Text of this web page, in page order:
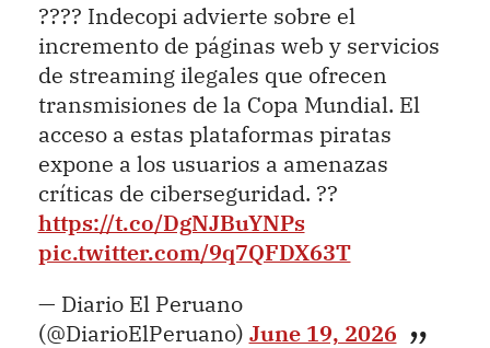
???? Indecopi advierte sobre el
incremento de páginas web y servicios
de streaming ilegales que ofrecen
transmisiones de la Copa Mundial. El
acceso a estas plataformas piratas
expone a los usuarios a amenazas
críticas de ciberseguridad. ??
https://t.co/DgNJBuYNPs
pic.twitter.com/9q7QFDX63T
— Diario El Peruano
(@DiarioElPeruano) June 19, 2026